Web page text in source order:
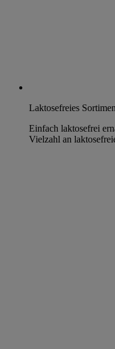
Laktosefreies
Einfach laktosefrei
Vielzahl an